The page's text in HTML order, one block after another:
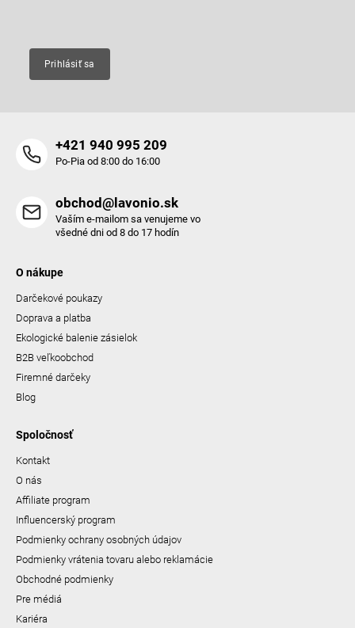
Prihlásiť sa
+421 940 995 209
Po-Pia od 8:00 do 16:00
obchod@lavonio.sk
Vaším e-mailom sa venujeme vo
všedné dni od 8 do 17 hodín
O nákupe
Darčekové poukazy
Doprava a platba
Ekologické balenie zásielok
B2B veľkoobchod
Firemné darčeky
Blog
Spoločnosť
Kontakt
O nás
Affiliate program
Influencerský program
Podmienky ochrany osobných údajov
Podmienky vrátenia tovaru alebo reklamácie
Obchodné podmienky
Pre médiá
Kariéra